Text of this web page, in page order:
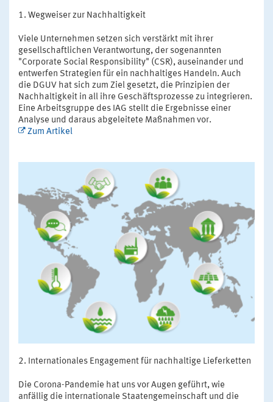
Wegweiser zur Nachhaltigkeit
Viele Unternehmen setzen sich verstärkt mit ihrer
gesellschaftlichen Verantwortung, der sogenannten
"Corporate Social Responsibility" (CSR), auseinander und
entwerfen Strategien für ein nachhaltiges Handeln. Auch
die DGUV hat sich zum Ziel gesetzt, die Prinzipien der
Nachhaltigkeit in all ihre Geschäftsprozesse zu integrieren.
Eine Arbeitsgruppe des IAG stellt die Ergebnisse einer
Analyse und daraus abgeleitete Maßnahmen vor.
Zum Artikel
Internationales Engagement für nachhaltige Lieferketten
Die Corona-Pandemie hat uns vor Augen geführt, wie
anfällig die internationale Staatengemeinschaft und die